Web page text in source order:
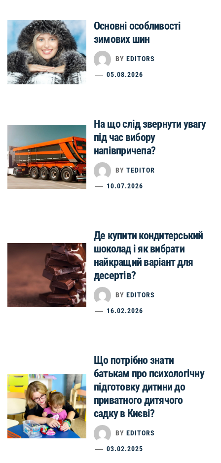
Основні особливості
зимових шин
BY EDITORS
05.08.2026
На що слід звернути увагу
під час вибору
напівпричепа?
BY TEDITOR
10.07.2026
Де купити кондитерський
шоколад і як вибрати
найкращий варіант для
десертів?
BY EDITORS
16.02.2026
Що потрібно знати
батькам про психологічну
підготовку дитини до
приватного дитячого
садку в Києві?
BY EDITORS
03.02.2025